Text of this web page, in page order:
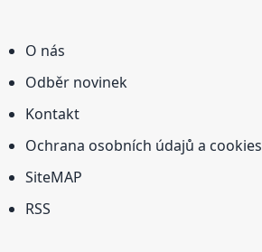
O nás
Odběr novinek
Kontakt
Ochrana osobních údajů a cookies
SiteMAP
RSS